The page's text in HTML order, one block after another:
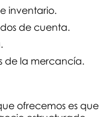
inventario.
de cuenta.
de la mercancía.
ofrecemos es que